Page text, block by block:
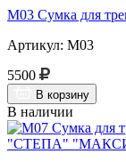
М03 Сумка для
Артикул: М03
5500
В корзину
В наличии